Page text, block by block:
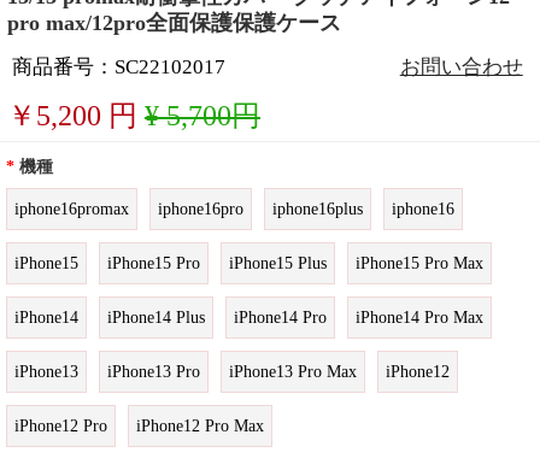
pro max/12pro全面保護保護ケース
商品番号：SC22102017 お問い合わせ
￥ 5,200 円 ¥ 5,700円
* 機種
iphone16promax iphone16pro iphone16plus iphone16
iPhone15 iPhone15 Pro iPhone15 Plus iPhone15 Pro Max
iPhone14 iPhone14 Plus iPhone14 Pro iPhone14 Pro Max
iPhone13 iPhone13 Pro iPhone13 Pro Max iPhone12
iPhone12 Pro iPhone12 Pro Max